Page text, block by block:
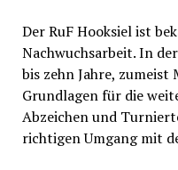
Der RuF Hooksiel ist
Nachwuchsarbeit. In
bis zehn Jahre, zumeist
Grundlagen für die
Abzeichen und
richtigen Umgang mit